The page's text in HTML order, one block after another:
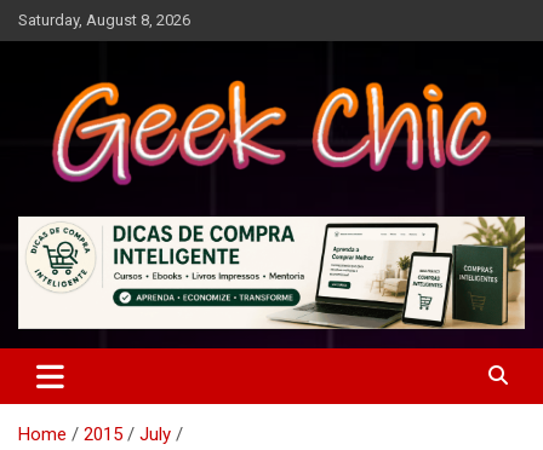
Skip
to
Saturday, August 8, 2026
Geek Chic
Home 2015
July